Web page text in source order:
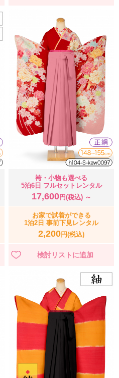
袴・小物も選べる
5泊6日 フルセットレンタル
17,600円(税込) ～
お家で試着ができる
1泊2日 事前下見レンタル
2,200円(税込)